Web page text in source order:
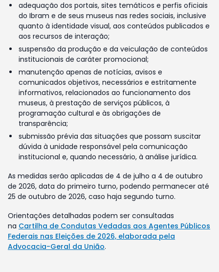
adequação dos portais, sites temáticos e perfis oficiais
do Ibram e de seus museus nas redes sociais, inclusive
quanto à identidade visual, aos conteúdos publicados e
aos recursos de interação;
suspensão da produção e da veiculação de conteúdos
institucionais de caráter promocional;
manutenção apenas de notícias, avisos e
comunicados objetivos, necessários e estritamente
informativos, relacionados ao funcionamento dos
museus, à prestação de serviços públicos, à
programação cultural e às obrigações de
transparência;
submissão prévia das situações que possam suscitar
dúvida à unidade responsável pela comunicação
institucional e, quando necessário, à análise jurídica.
As medidas serão aplicadas de 4 de julho a 4 de outubro
de 2026, data do primeiro turno, podendo permanecer até
25 de outubro de 2026, caso haja segundo turno.
Orientações detalhadas podem ser consultadas
na Cartilha de Condutas Vedadas aos Agentes Públicos
Federais nas Eleições de 2026, elaborada pela
Advocacia-Geral da União.